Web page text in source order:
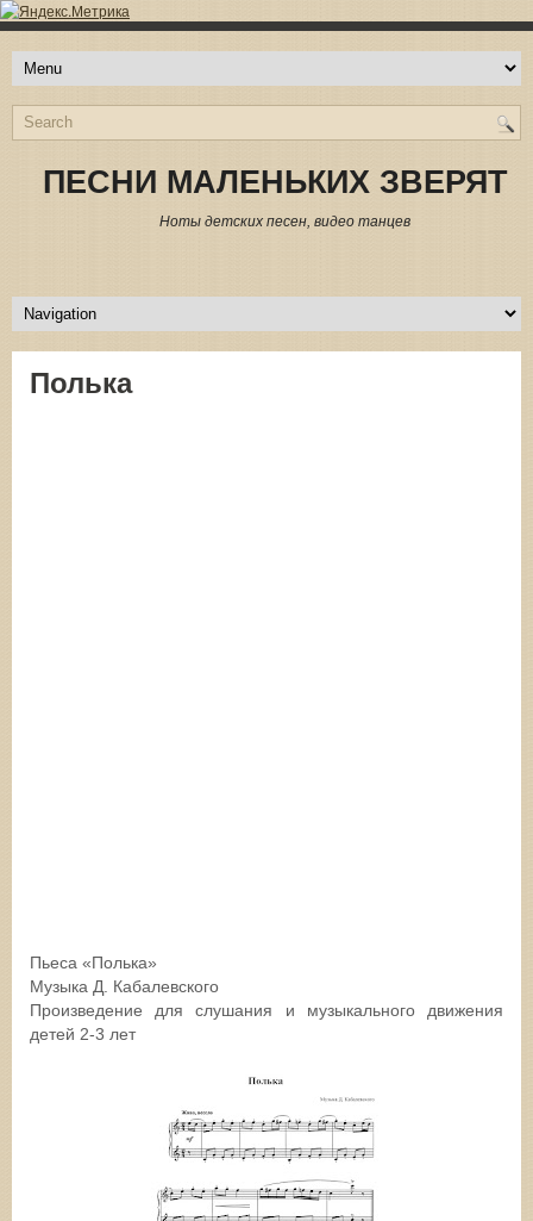
ПЕСНИ МАЛЕНЬКИХ ЗВЕРЯТ
Ноты детских песен, видео танцев
Полька
Пьеса «Полька»
Музыка Д. Кабалевского
Произведение для слушания и музыкального движения
детей 2-3 лет